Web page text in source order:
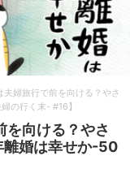
夫婦旅行で前を向ける？やさ
の行く末- #16】
を向ける？やさ
離婚は幸せか-50